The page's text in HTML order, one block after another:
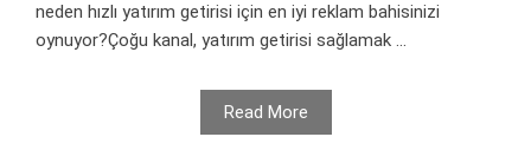
neden hızlı yatırım getirisi için en iyi reklam bahisinizi
oynuyor?Çoğu kanal, yatırım getirisi sağlamak ...
Read More